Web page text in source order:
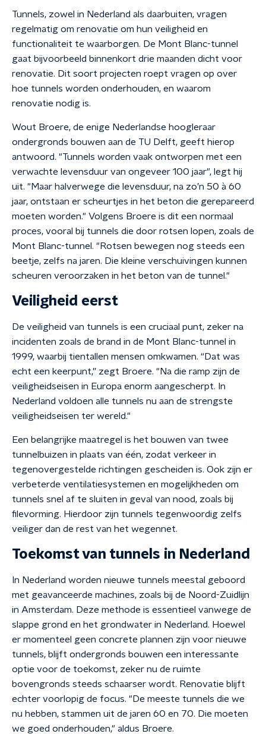
Tunnels, zowel in Nederland als daarbuiten, vragen
regelmatig om renovatie om hun veiligheid en
functionaliteit te waarborgen. De Mont Blanc-tunnel
gaat bijvoorbeeld binnenkort drie maanden dicht voor
renovatie. Dit soort projecten roept vragen op over
hoe tunnels worden onderhouden, en waarom
renovatie nodig is.
Wout Broere, de enige Nederlandse hoogleraar
ondergronds bouwen aan de TU Delft, geeft hierop
antwoord. "Tunnels worden vaak ontworpen met een
verwachte levensduur van ongeveer 100 jaar", legt hij
uit. "Maar halverwege die levensduur, na zo’n 50 à 60
jaar, ontstaan er scheurtjes in het beton die gerepareerd
moeten worden." Volgens Broere is dit een normaal
proces, vooral bij tunnels die door rotsen lopen, zoals de
Mont Blanc-tunnel. "Rotsen bewegen nog steeds een
beetje, zelfs na jaren. Die kleine verschuivingen kunnen
scheuren veroorzaken in het beton van de tunnel."
Veiligheid eerst
De veiligheid van tunnels is een cruciaal punt, zeker na
incidenten zoals de brand in de Mont Blanc-tunnel in
1999, waarbij tientallen mensen omkwamen. “Dat was
echt een keerpunt,” zegt Broere. "Na die ramp zijn de
veiligheidseisen in Europa enorm aangescherpt. In
Nederland voldoen alle tunnels nu aan de strengste
veiligheidseisen ter wereld."
Een belangrijke maatregel is het bouwen van twee
tunnelbuizen in plaats van één, zodat verkeer in
tegenovergestelde richtingen gescheiden is. Ook zijn er
verbeterde ventilatiesystemen en mogelijkheden om
tunnels snel af te sluiten in geval van nood, zoals bij
filevorming. Hierdoor zijn tunnels tegenwoordig zelfs
veiliger dan de rest van het wegennet.
Toekomst van tunnels in Nederland
In Nederland worden nieuwe tunnels meestal geboord
met geavanceerde machines, zoals bij de Noord-Zuidlijn
in Amsterdam. Deze methode is essentieel vanwege de
slappe grond en het grondwater in Nederland. Hoewel
er momenteel geen concrete plannen zijn voor nieuwe
tunnels, blijft ondergronds bouwen een interessante
optie voor de toekomst, zeker nu de ruimte
bovengronds steeds schaarser wordt. Renovatie blijft
echter voorlopig de focus. "De meeste tunnels die we
nu hebben, stammen uit de jaren 60 en 70. Die moeten
we goed onderhouden," aldus Broere.